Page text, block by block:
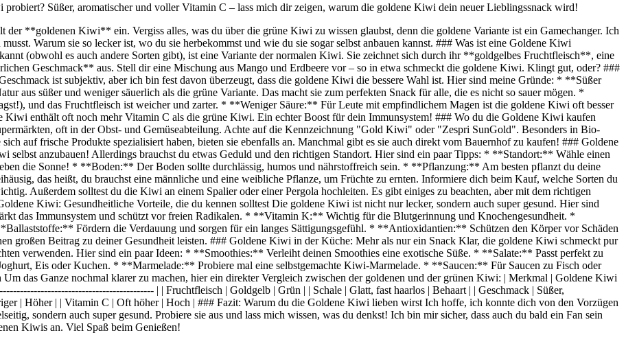
Süßer, aromatischer und voller Vitamin C – lass mich dir zeigen, warum die goldene Kiwi dein neuer Lieblingssnack wird!
**goldenen Kiwi** ein. Vergiss alles, was du über die grüne Kiwi zu wissen glaubst, denn die goldene Variante ist ein Gamechanger. Ich
Warum sie so lecker ist, wo du sie herbekommst und wie du sie sogar selbst anbauen kannst. ### Was ist eine Goldene Kiwi
(obwohl es auch andere Sorten gibt), ist eine Variante der normalen Kiwi. Sie zeichnet sich durch ihr **goldgelbes Fruchtfleisch**, eine
Geschmack** aus. Stell dir eine Mischung aus Mango und Erdbeere vor – so in etwa schmeckt die goldene Kiwi. Klingt gut, oder? ###
ist subjektiv, aber ich bin fest davon überzeugt, dass die goldene Kiwi die bessere Wahl ist. Hier sind meine Gründe: * **Süßer
aus süßer und weniger säuerlich als die grüne Variante. Das macht sie zum perfekten Snack für alle, die es nicht so sauer mögen. *
und das Fruchtfleisch ist weicher und zarter. * **Weniger Säure:** Für Leute mit empfindlichem Magen ist die goldene Kiwi oft besser
enthält oft noch mehr Vitamin C als die grüne Kiwi. Ein echter Boost für dein Immunsystem! ### Wo du die Goldene Kiwi kaufen
oft in der Obst- und Gemüseabteilung. Achte auf die Kennzeichnung "Gold Kiwi" oder "Zespri SunGold". Besonders in Bio-
auf frische Produkte spezialisiert haben, bieten sie ebenfalls an. Manchmal gibt es sie auch direkt vom Bauernhof zu kaufen! ### Goldene
selbst anzubauen! Allerdings brauchst du etwas Geduld und den richtigen Standort. Hier sind ein paar Tipps: * **Standort:** Wähle einen
die Sonne! * **Boden:** Der Boden sollte durchlässig, humos und nährstoffreich sein. * **Pflanzung:** Am besten pflanzt du deine
das heißt, du brauchst eine männliche und eine weibliche Pflanze, um Früchte zu ernten. Informiere dich beim Kauf, welche Sorten du
Außerdem solltest du die Kiwi an einem Spalier oder einer Pergola hochleiten. Es gibt einiges zu beachten, aber mit dem richtigen
Kiwi: Gesundheitliche Vorteile, die du kennen solltest Die goldene Kiwi ist nicht nur lecker, sondern auch super gesund. Hier sind
das Immunsystem und schützt vor freien Radikalen. * **Vitamin K:** Wichtig für die Blutgerinnung und Knochengesundheit. *
Fördern die Verdauung und sorgen für ein langes Sättigungsgefühl. * **Antioxidantien:** Schützen den Körper vor Schäden
großen Beitrag zu deiner Gesundheit leisten. ### Goldene Kiwi in der Küche: Mehr als nur ein Snack Klar, die goldene Kiwi schmeckt pur
verwenden. Hier sind ein paar Ideen: * **Smoothies:** Verleiht deinen Smoothies eine exotische Süße. * **Salate:** Passt perfekt zu
Eis oder Kuchen. * **Marmelade:** Probiere mal eine selbstgemachte Kiwi-Marmelade. * **Saucen:** Für Saucen zu Fisch oder
das Ganze nochmal klarer zu machen, hier ein direkter Vergleich zwischen der goldenen und der grünen Kiwi: | Merkmal | Goldene Kiwi
| | Fruchtfleisch | Goldgelb | Grün | | Schale | Glatt, fast haarlos | Behaart | | Geschmack | Süßer,
| Höher | | Vitamin C | Oft höher | Hoch | ### Fazit: Warum du die Goldene Kiwi lieben wirst Ich hoffe, ich konnte dich von den Vorzügen
sondern auch super gesund. Probiere sie aus und lass mich wissen, was du denkst! Ich bin mir sicher, dass auch du bald ein Fan sein
Kiwis an. Viel Spaß beim Genießen!